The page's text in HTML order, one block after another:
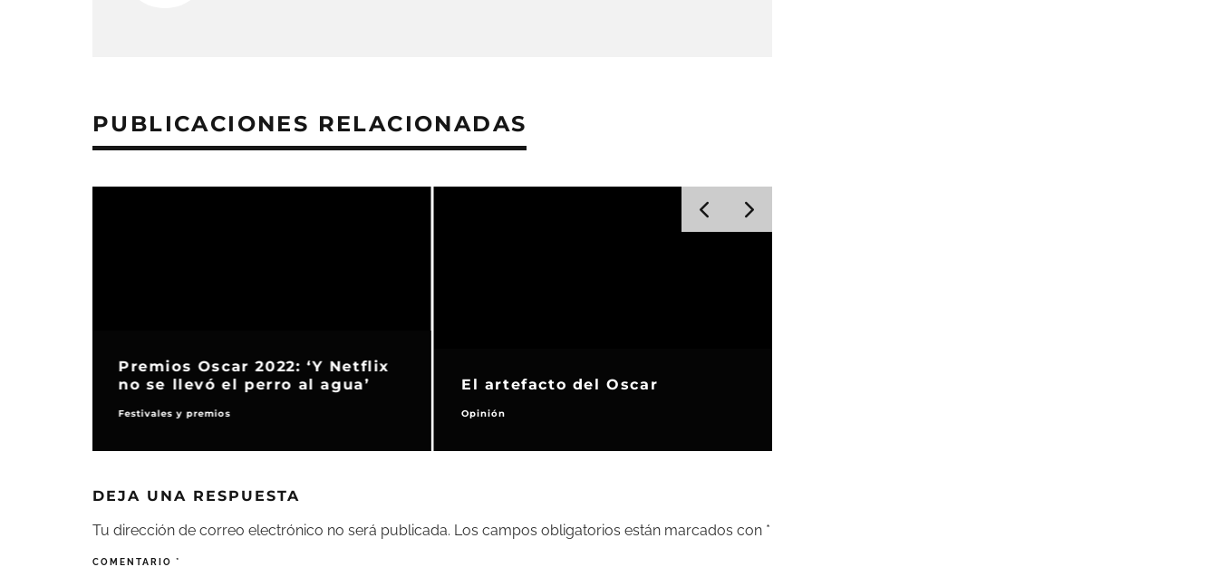
PUBLICACIONES RELACIONADAS
Premios Oscar 2022: ‘Y Netflix
no se llevó el perro al agua’
Festivales y premios
El artefacto del Oscar
Opinión
DEJA UNA RESPUESTA
Tu dirección de correo electrónico no será publicada. Los campos obligatorios están marcados con *
COMENTARIO *